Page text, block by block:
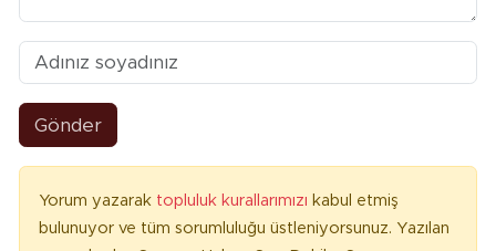
Gönder
Yorum yazarak topluluk kurallarımızı kabul etmiş
bulunuyor ve tüm sorumluluğu üstleniyorsunuz. Yazılan